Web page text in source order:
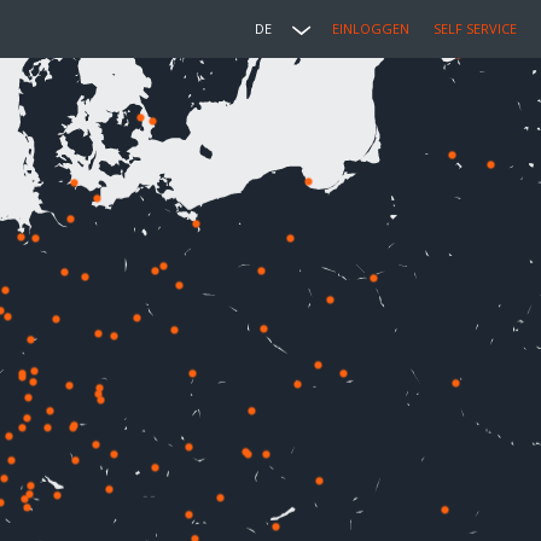
DE EINLOGGEN SELF SERVICE